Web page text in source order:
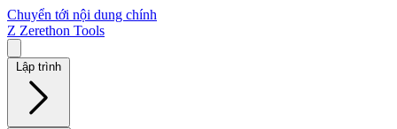
Chuyển tới nội dung chính
Z Zerethon Tools
Lập trình